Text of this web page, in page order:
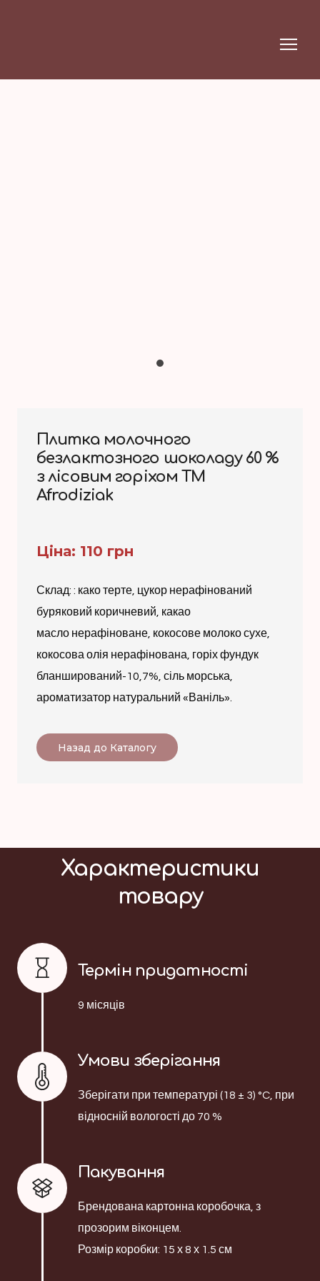
Плитка молочного
безлактозного шоколаду 60 %
з лісовим горіхом ТМ
Afrodiziak
Ціна: 110 грн
Склад: : како терте, цукор нерафінований
буряковий коричневий, какао
масло нерафіноване, кокосове молоко сухе,
кокосова олія нерафінована, горіх фундук
бланширований-10,7%, сіль морська,
ароматизатор натуральний «Ваніль».
Назад до Каталогу
Характеристики
товару
Термін придатності
9 місяців
Умови зберігання
Зберігати при температурі (18 ± 3) °C, при
відносній вологості до 70 %
Пакування
Брендована картонна коробочка, з
прозорим віконцем.
Розмір коробки: 15 х 8 х 1.5 см